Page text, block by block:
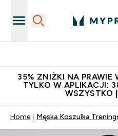
35% ZNIŻKI NA PRAWIE
TYLKO W APLIKACJI:
WSZYSTKO
Home Męska Koszulka